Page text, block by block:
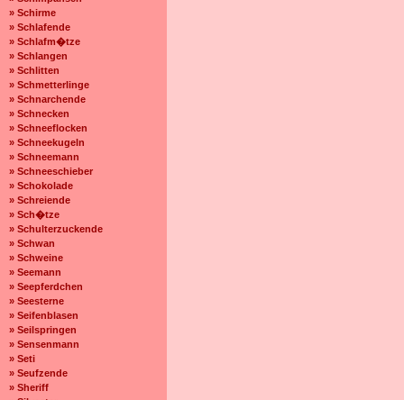
» Schirme
» Schlafende
» Schlafm�tze
» Schlangen
» Schlitten
» Schmetterlinge
» Schnarchende
» Schnecken
» Schneeflocken
» Schneekugeln
» Schneemann
» Schneeschieber
» Schokolade
» Schreiende
» Sch�tze
» Schulterzuckende
» Schwan
» Schweine
» Seemann
» Seepferdchen
» Seesterne
» Seifenblasen
» Seilspringen
» Sensenmann
» Seti
» Seufzende
» Sheriff